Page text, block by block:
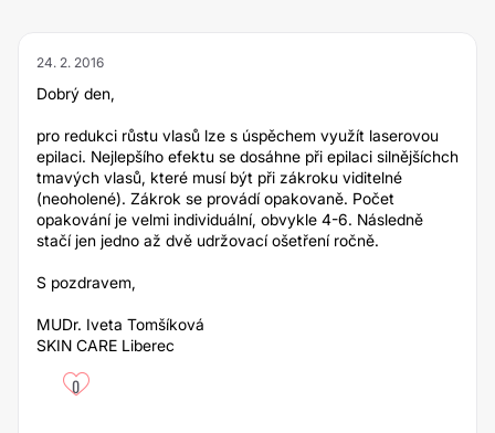
24. 2. 2016
Dobrý den,
pro redukci růstu vlasů lze s úspěchem využít laserovou
epilaci. Nejlepšího efektu se dosáhne při epilaci silnějšíchch
tmavých vlasů, které musí být při zákroku viditelné
(neoholené). Zákrok se provádí opakovaně. Počet
opakování je velmi individuální, obvykle 4-6. Následně
stačí jen jedno až dvě udržovací ošetření ročně.
S pozdravem,
MUDr. Iveta Tomšíková
SKIN CARE Liberec
0